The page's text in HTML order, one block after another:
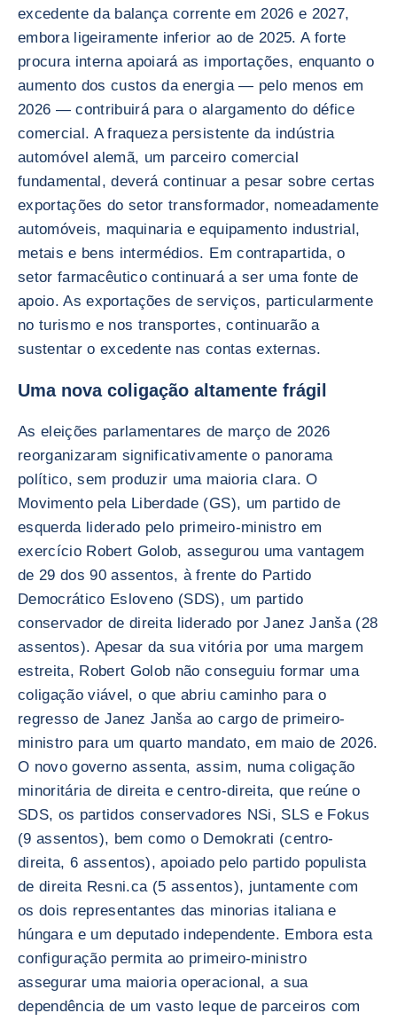
excedente da balança corrente em 2026 e 2027,
embora ligeiramente inferior ao de 2025. A forte
procura interna apoiará as importações, enquanto o
aumento dos custos da energia — pelo menos em
2026 — contribuirá para o alargamento do défice
comercial. A fraqueza persistente da indústria
automóvel alemã, um parceiro comercial
fundamental, deverá continuar a pesar sobre certas
exportações do setor transformador, nomeadamente
automóveis, maquinaria e equipamento industrial,
metais e bens intermédios. Em contrapartida, o
setor farmacêutico continuará a ser uma fonte de
apoio. As exportações de serviços, particularmente
no turismo e nos transportes, continuarão a
sustentar o excedente nas contas externas.
Uma nova coligação altamente frágil
As eleições parlamentares de março de 2026
reorganizaram significativamente o panorama
político, sem produzir uma maioria clara. O
Movimento pela Liberdade (GS), um partido de
esquerda liderado pelo primeiro-ministro em
exercício Robert Golob, assegurou uma vantagem
de 29 dos 90 assentos, à frente do Partido
Democrático Esloveno (SDS), um partido
conservador de direita liderado por Janez Janša (28
assentos). Apesar da sua vitória por uma margem
estreita, Robert Golob não conseguiu formar uma
coligação viável, o que abriu caminho para o
regresso de Janez Janša ao cargo de primeiro-
ministro para um quarto mandato, em maio de 2026.
O novo governo assenta, assim, numa coligação
minoritária de direita e centro-direita, que reúne o
SDS, os partidos conservadores NSi, SLS e Fokus
(9 assentos), bem como o Demokrati (centro-
direita, 6 assentos), apoiado pelo partido populista
de direita Resni.ca (5 assentos), juntamente com
os dois representantes das minorias italiana e
húngara e um deputado independente. Embora esta
configuração permita ao primeiro-ministro
assegurar uma maioria operacional, a sua
dependência de um vasto leque de parceiros com